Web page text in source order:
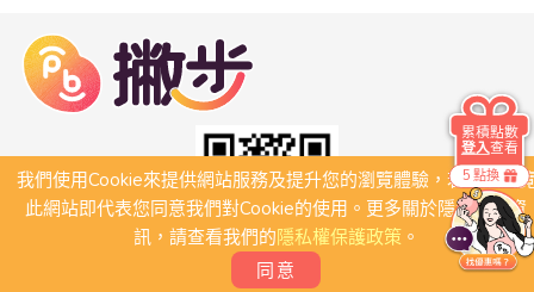
我們使用Cookie來提供網站服務及提升您的瀏覽體驗，若繼續瀏
此網站即代表您同意我們對Cookie的使用。更多關於隱私保護資
訊，請查看我們的隱私權保護政策。
同意
5 點換
累積點數
登入查看